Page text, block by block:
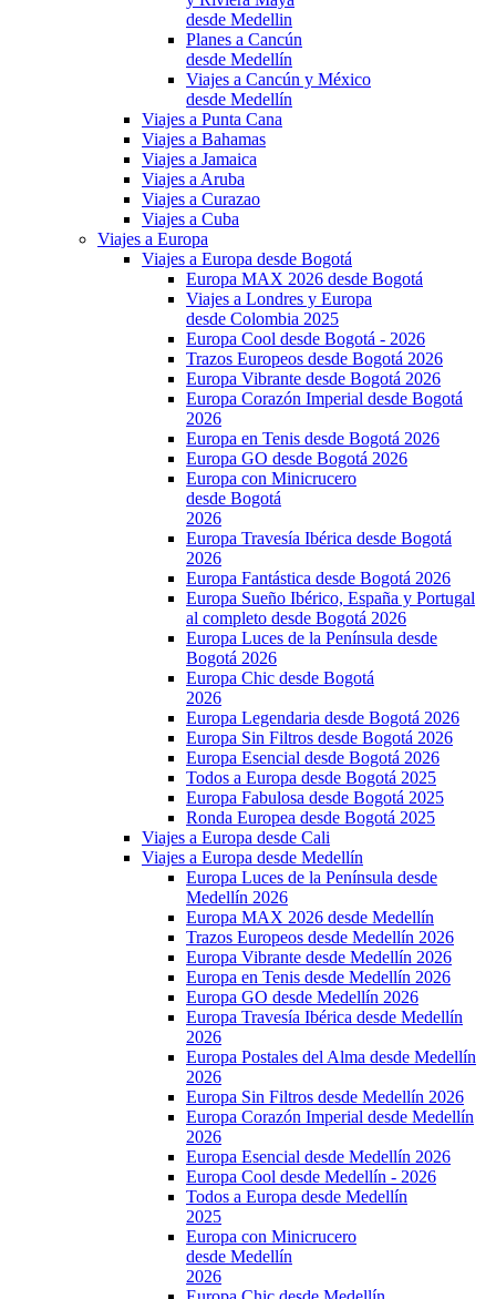
desde Medellin
Planes a Cancún
desde Medellín
Viajes a Cancún y México
desde Medellín
Viajes a Punta Cana
Viajes a Bahamas
Viajes a Jamaica
Viajes a Aruba
Viajes a Curazao
Viajes a Cuba
Viajes a Europa
Viajes a Europa desde Bogotá
Europa MAX 2026 desde Bogotá
Viajes a Londres y Europa
desde Colombia 2025
Europa Cool desde Bogotá - 2026
Trazos Europeos desde Bogotá 2026
Europa Vibrante desde Bogotá 2026
Europa Corazón Imperial desde Bogotá
2026
Europa en Tenis desde Bogotá 2026
Europa GO desde Bogotá 2026
Europa con Minicrucero
desde Bogotá
2026
Europa Travesía Ibérica desde Bogotá
2026
Europa Fantástica desde Bogotá 2026
Europa Sueño Ibérico, España y Portugal
al completo desde Bogotá 2026
Europa Luces de la Península desde
Bogotá 2026
Europa Chic desde Bogotá
2026
Europa Legendaria desde Bogotá 2026
Europa Sin Filtros desde Bogotá 2026
Europa Esencial desde Bogotá 2026
Todos a Europa desde Bogotá 2025
Europa Fabulosa desde Bogotá 2025
Ronda Europea desde Bogotá 2025
Viajes a Europa desde Cali
Viajes a Europa desde Medellín
Europa Luces de la Península desde
Medellín 2026
Europa MAX 2026 desde Medellín
Trazos Europeos desde Medellín 2026
Europa Vibrante desde Medellín 2026
Europa en Tenis desde Medellín 2026
Europa GO desde Medellín 2026
Europa Travesía Ibérica desde Medellín
2026
Europa Postales del Alma desde Medellín
2026
Europa Sin Filtros desde Medellín 2026
Europa Corazón Imperial desde Medellín
2026
Europa Esencial desde Medellín 2026
Europa Cool desde Medellín - 2026
Todos a Europa desde Medellín
2025
Europa con Minicrucero
desde Medellín
2026